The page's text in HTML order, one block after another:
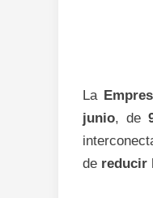
La
junio, de
de reducir